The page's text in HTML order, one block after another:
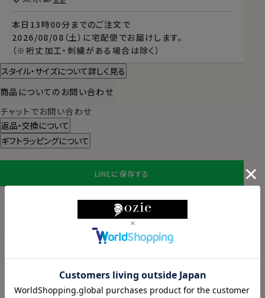
本日 13時00分 までのご注文で
2026/08/08（土） に宅配便 でお届けします。
（※裄丈加工・刺繍がある場合は除く）
スタイル・サイズについて詳しく見る
商品についてのお問い合わせ
チャットでお問い合わせ
返品・交換について
ギフトラッピングについて
LINEに保存する
ABOUT PRODUCT
商品について